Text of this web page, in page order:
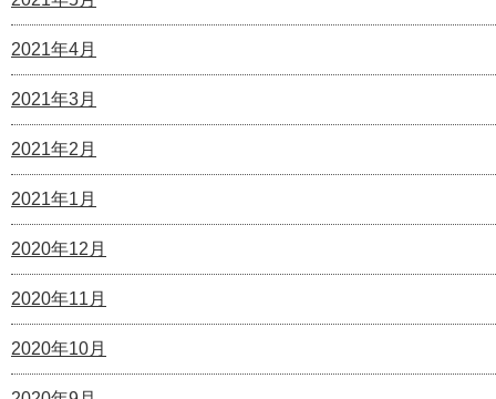
2021年4月
2021年3月
2021年2月
2021年1月
2020年12月
2020年11月
2020年10月